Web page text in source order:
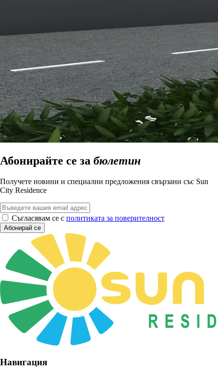
Абонирайте се за бюлетин
Получете новини и специални предложения свързани със Sun
City Residence
Съгласявам се с политиката за поверителност
Абонирай се
Навигация